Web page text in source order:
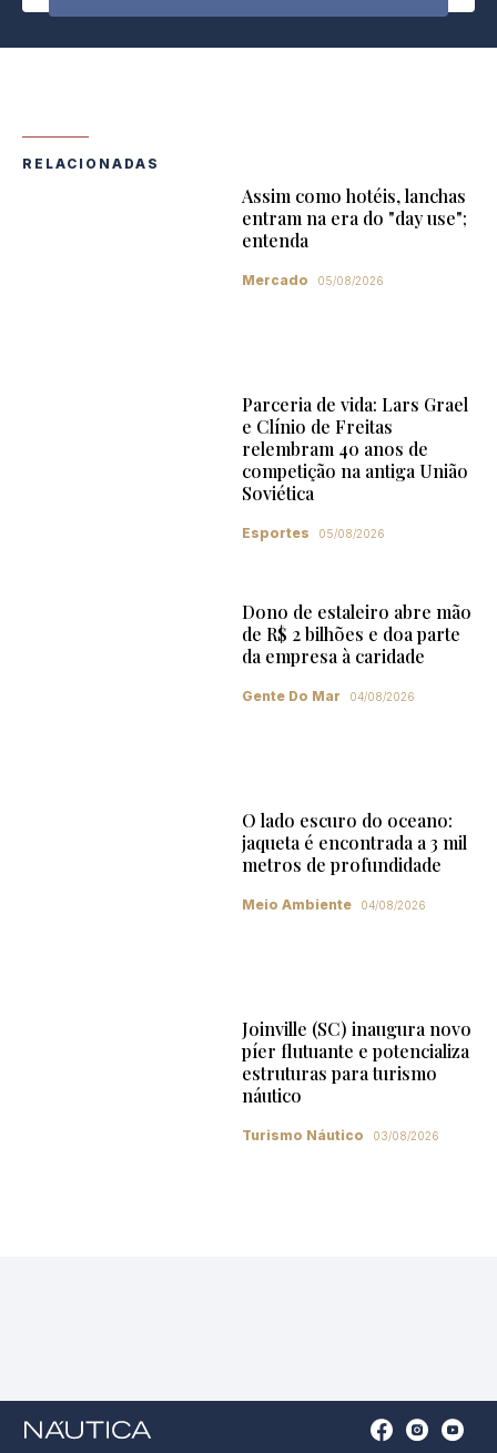
RELACIONADAS
Assim como hotéis, lanchas
entram na era do "day use";
entenda
Mercado 05/08/2026
Parceria de vida: Lars Grael
e Clínio de Freitas
relembram 40 anos de
competição na antiga União
Soviética
Esportes 05/08/2026
Dono de estaleiro abre mão
de R$ 2 bilhões e doa parte
da empresa à caridade
Gente Do Mar 04/08/2026
O lado escuro do oceano:
jaqueta é encontrada a 3 mil
metros de profundidade
Meio Ambiente 04/08/2026
Joinville (SC) inaugura novo
píer flutuante e potencializa
estruturas para turismo
náutico
Turismo Náutico 03/08/2026
OpenOpenOpen